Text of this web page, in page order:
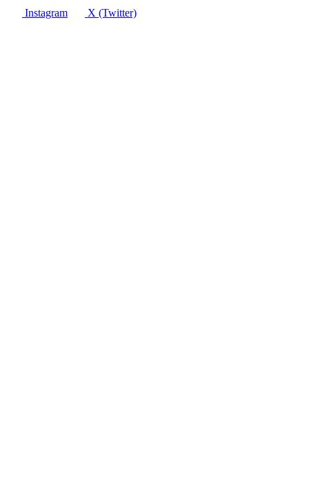
Instagram X (Twitter)